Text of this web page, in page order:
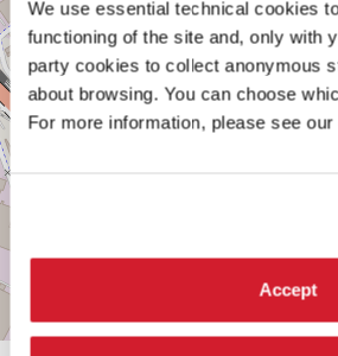
We use essential technical cookies
functioning of the site and, only with
party cookies to collect anonymous
about browsing. You can choose
For more information, please see
Accept
MESTRE
TEL.
041
2744252‬
SCOPRI LA SEDE